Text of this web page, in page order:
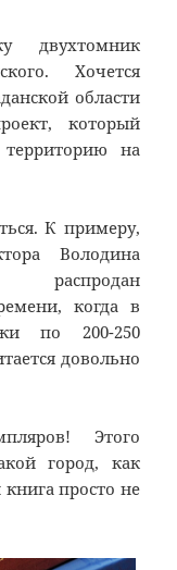
двухтомник
Хочется
области
который
территорию на
К примеру,
Володина
распродан
когда в
по 200-250
довольно
Этого
город, как
просто не